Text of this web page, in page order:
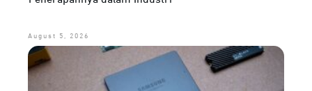
August 5, 2026